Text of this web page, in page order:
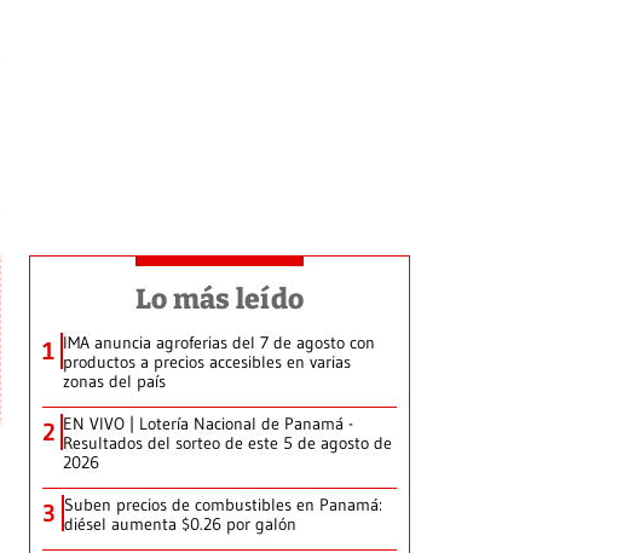
Lo más leído
1 IMA anuncia agroferias del 7 de agosto con
productos a precios accesibles en varias
zonas del país
2 EN VIVO | Lotería Nacional de Panamá -
Resultados del sorteo de este 5 de agosto de
2026
3 Suben precios de combustibles en Panamá:
diésel aumenta $0.26 por galón